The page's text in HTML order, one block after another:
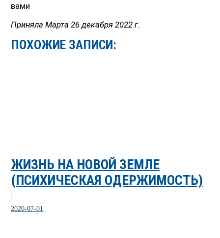
вами
Приняла Марта 26 декабря 2022 г.
ПОХОЖИЕ ЗАПИСИ:
ЖИЗНЬ НА НОВОЙ ЗЕМЛЕ
(ПСИХИЧЕСКАЯ ОДЕРЖИМОСТЬ)
2020-07-01